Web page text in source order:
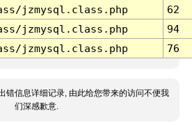
jzmysql.class.php
62
jzmysql.class.php
94
jzmysql.class.php 76
错信息详细记录, 由此给您带来的访问不便我
们深感歉意.